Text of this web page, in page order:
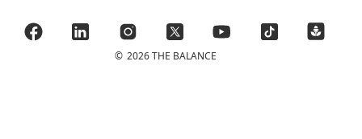
© 2026 THE BALANCE